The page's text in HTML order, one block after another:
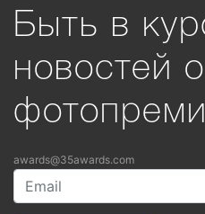
Быть в
новостей о
awards@35awards.com